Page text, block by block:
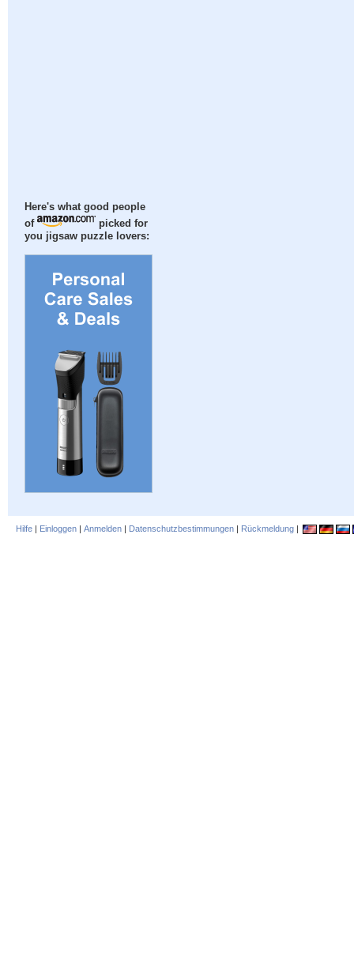
Here's what good people
of
picked for
you jigsaw puzzle lovers:
Hilfe | Einloggen | Anmelden | Datenschutzbestimmungen | Rückmeldung |